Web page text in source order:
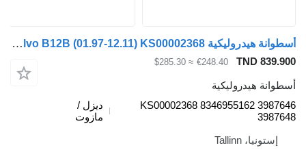
أسطوانة هيدروليكية Volvo B12B (01.97-12.11) KS00002368 لـ الباصات Volvo B6, B7, B9, B10, B12 bus (1978-2011)
TND
€248.40
≈ $285.30
هيدروليكية
KS00002368 8346955162
ديزل /
مازوت
إستونيا، Tallinn